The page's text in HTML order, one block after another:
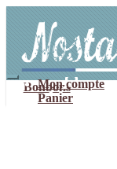
navigation
contenu
Mon compte
Panier
Bonbons